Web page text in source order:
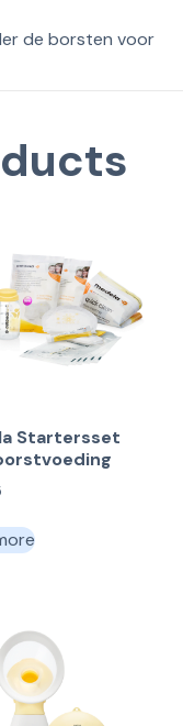
de borsten voor
Startersset